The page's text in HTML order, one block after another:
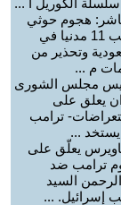
الكوريل ا ...
هجوم حوثي
يصيب 11 مدنيا في
وتحذير من
م ...
مجلس الشورى
يعلق على
ترامب
يستخد ...
يعلّق على
ترامب ضد
السيد
إسرائيل. ...